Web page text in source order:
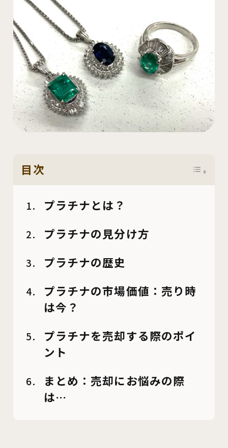
目次
プラチナとは？
プラチナの見分け方
プラチナの歴史
プラチナの市場価値：売り時
は今？
プラチナを売却する際のポイ
ント
まとめ：売却にお悩みの際
は…